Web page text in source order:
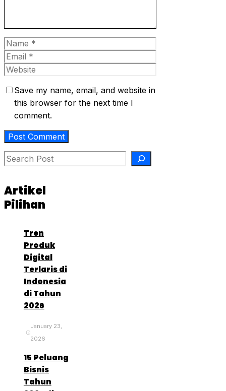
Name
Email
Website
Save my name, email, and website in
this browser for the next time I
comment.
Search
Artikel
Pilihan
Tren
Produk
Digital
Terlaris di
Indonesia
di Tahun
2026
January 23,
2026
15 Peluang
Bisnis
Tahun